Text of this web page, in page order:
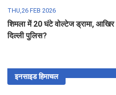
THU,26 FEB 2026
शिमला में 20 घंटे वोल्टेज ड्रामा,
दिल्ली पुलिस?
इनसाइड हिमाचल